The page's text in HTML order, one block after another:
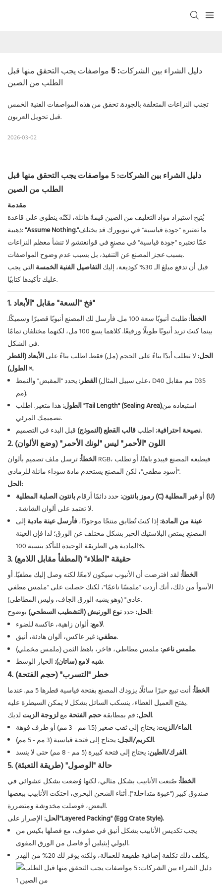
دليل الشراء بين الشركات: 5 مواصفات يجب التحقق منها قبل
الطلب من الصين
تجنب النزاعات المتعلقة بالجودة. تحقق من هذه المواصفات الفنية الخمس
قبل تحويل العربون.
2026-03-02
دليل الشراء بين الشركات: 5 مواصفات يجب التحقق منها قبل
الطلب من الصين
مقدمة
يُتيح استيراد مواد التغليف من الصين قيمةً هائلة، لكنّه ينطوي على قاعدة
ذهبية:"Assume Nothing."ما تعتبره "جودة قياسية" في نيويورك قد يختلف
عمّا تعتبره "جودة قياسية" في مصنعٍ في قوانغتشو. لا تنشأ معظم النزاعات
بسببعجز
المصنع عن التنفيذ، بل بسبب عدم وضوح المواصفات.
قبل أن تدفع مبلغ الـ 30% كوديعة، إليك
التفاصيل الفنية الخمسة التي يجب
عليك تأكيدها كتابيًا.
1. فخ "السعة" مقابل "الأبعاد"
الخطأ:
طلبتَ أنبوبًا سعة 100 مل. فأرسل لك المصنع أنبوبًا قصيرًا وسميكًا.
بينما كنتَ تريد أنبوبًا طويلًا ورفيعًا. كلاهما يسع 100 مل، لكنهما مختلفان تمامًا
في الشكل.
الحل: لا تطلب أبدًا بناءً على الحجم (مل) فقط. اطلب بناءً علىالأبعاد (القطر
× الطول).
القطر:يحدد "المقبض" والنمط (على سبيل المثال، D40 مم مقابل D35
مم).
الطول:هذا متغير. اطلب"Tail Length" (Sealing Area)استبعاده من
تصميمك المرئي.
نصيحة احترافية: اطلبقالب القطع (النموذج) قبل البدء في التصميم.
2. اللون "الأحمر" ليس "لونك الأحمر" (وضع الألوان)
الخطأ:ترسل ملف تصميم بألوان RGB، فيطبعه المصنع فيبدو باهتًا. أو تطلب
"أسود مطفي"، لكن المصنع يستخدم مادة سوداء مائلة للرمادي.
الحل:
رموز بانتون: حدد دائمًا أرقام بانتون الصلبة المطلية (C) أو غير المطلية (U)
. لا تعتمد على ألوان الشاشة.
عينة من المادة: إذا كنتَ تُطابق منتجًا موجودًا،فأرسل عينة مادية إلى
المصنع. يمتص البلاستيك الحبر بشكل مختلف عن الورق؛ لذا فإن العينة
المادية هي الطريقة الوحيدة للتأكد بنسبة 100%.
3. حقيقة "الطلاء" (المطفأ مقابل اللامع)
الخطأ: لقد افترضت أن الأنبوب سيكون لامعًا. لكنه وصل إليك مطفيًا. أو
الأسوأ من ذلك، أنك أردت "ملمسًا ناعمًا"، لكنك حصلت على "ملمس مطفي
عادي" (وهو يشبه الورق الجاف، وليس المطاطي).
الحل: حددنوع الورنيش (التشطيب السطحي)
بوضوح:
لامع:ألوان زاهية، عاكسة للضوء.
مطفي:غير عاكس، ألوان هادئة، أنيق.
ملمس ناعم:ملمس مطاطي، فاخر، باهظ الثمن (ملمس مخملي).
شبه لامع (ساتان):الخيار الوسط.
4. خطر "التسرب" (حجم الفتحة)
الخطأ:
أنت تبيع حبرًا سائلًا. يزودك المصنع بفتحة قياسية قطرها 5 مم. عندما
يفتح العميل الغطاء، ينسكب السائل بشكل لا يمكن السيطرة عليه.
الحل: قم بمطابقةحجم الفتحة معلزوجة الزيت
لديك.
الماء/الزيت:يحتاج إلى ثقب صغير (1.5 مم - 3 مم) أو طرف فوهة.
الكريم/الجل:يحتاج إلى فتحة قياسية (3 مم - 5 مم).
الفرك/الطين:يحتاج إلى فتحة كبيرة (5 مم - 8 مم) حتى لا ينسد.
5. حالة "الوصول" (طريقة التعبئة)
الخطأ: صُنعت الأنابيب بشكل مثالي، لكنها وُضعت بشكل عشوائي في
صندوق كبير ("عبوة متداخلة"). أثناء الشحن البحري، احتكت الأنابيب ببعضها
البعض، فوصلت مخدوشة ومتضررة.
الحل: الإصرار على
"Layered Packing" (Egg Crate Style).
يجب تكديس الأنابيب بشكل أنيق في صفوف، مع فصلها بكيس من
البولي إيثيلين أو فاصل من الورق المقوى.
يكلف ذلك تكلفة إضافية طفيفة للعمالة، ولكنه يوفر لك 20% من الهدر.